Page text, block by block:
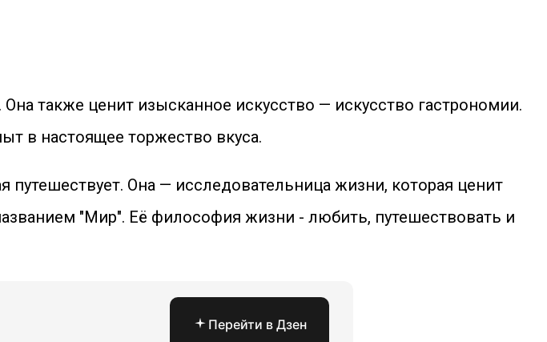
также ценит изысканное искусство — искусство гастрономии.
в настоящее торжество вкуса.
Она — исследовательница жизни, которая ценит
"Мир". Её философия жизни - любить, путешествовать и
Перейти в Дзен